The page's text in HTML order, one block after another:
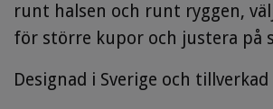
runt halsen och runt ryggen,
för större kupor och justera på
Designad i Sverige och tillverkad